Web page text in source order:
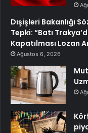
Dışişleri Bakanlığı
Tepki: “Batı
Kapatılması Lozan
Ağustos 6, 2026